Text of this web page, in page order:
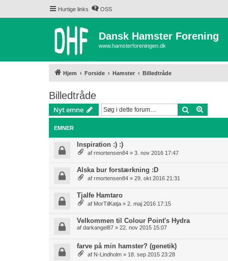
Hurtige links OSS
Dansk Hamster Forening
www.hamsterforeningen.dk
Hjem Forside Hamster Billedtråde
Billedtråde
Nyt emne Søg
EMNER
Inspiration :) :)
af rmortensen84 » 3. nov 2016 17:47
Alska bur forstærkning :D
af rmortensen84 » 29. okt 2016 21:31
Tjalfe Hamtaro
af MorTilKatja » 2. maj 2016 17:15
Velkommen til Colour Point's Hydra
af darkangel87 » 22. nov 2015 15:07
farve på min hamster? (genetik)
af N-Lindholm » 18. sep 2015 23:28